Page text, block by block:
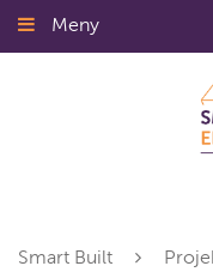
Gå
till
Meny
Smart Built